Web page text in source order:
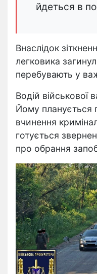
йдеться в
Внаслідок
легковика
перебувають у
Водій військової
Йому планується
вчинення
готується
про обрання